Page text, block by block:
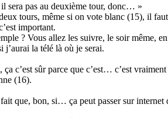
il sera pas au deuxième tour, donc… »
tours, même si on vote blanc (15), il
important.
? Vous allez les suivre, le soir même,
j’aurai la télé là où je serai.
c’est sûr parce que c’est… c’est
(16).
que, bon, si… ça peut passer sur internet